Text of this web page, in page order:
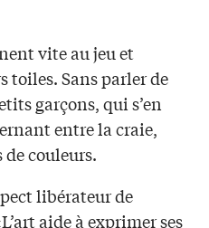
vite au jeu et
toiles. Sans parler de
garçons, qui s’en
entre la craie,
de couleurs.
libérateur de
aide à exprimer ses